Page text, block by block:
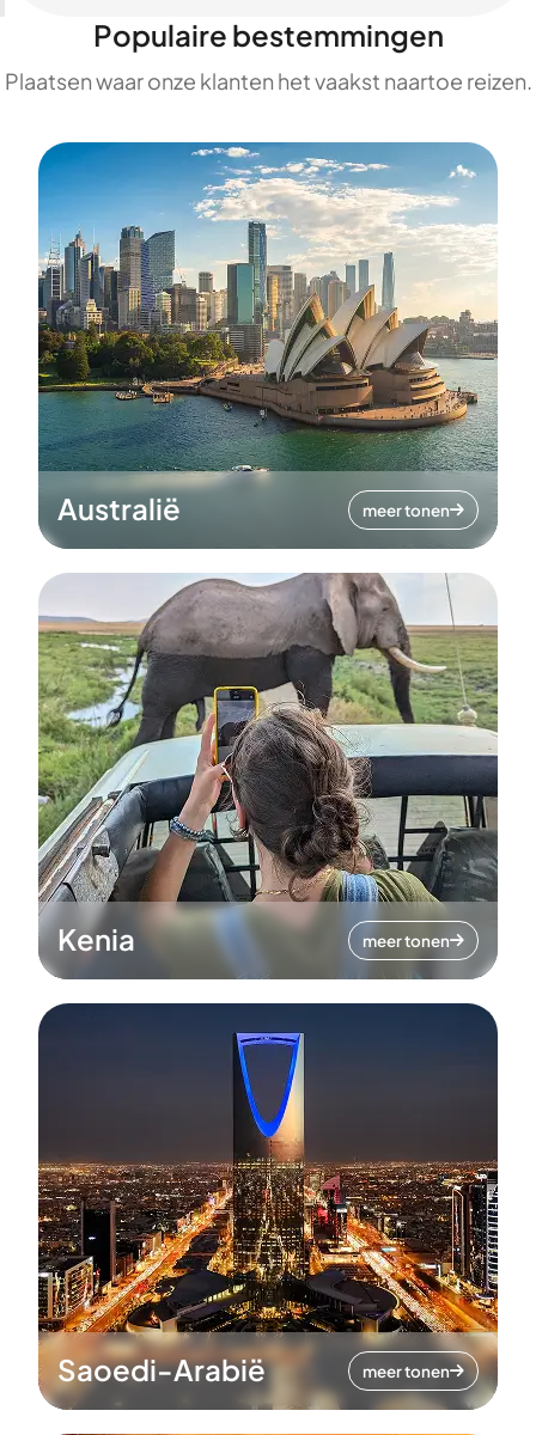
Populaire bestemmingen
Plaatsen waar onze klanten het vaakst naartoe reizen.
Australië meer tonen
Kenia meer tonen
Saoedi-Arabië meer tonen